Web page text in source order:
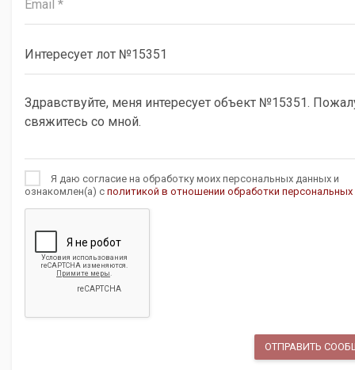
Я даю согласие на обработку моих персональных данных и
ознакомлен(а) с политикой в отношении обработки